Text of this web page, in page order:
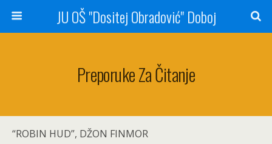
JU OŠ "Dositej Obradović" Doboj
Preporuke Za Čitanje
“ROBIN HUD”, DŽON FINMOR